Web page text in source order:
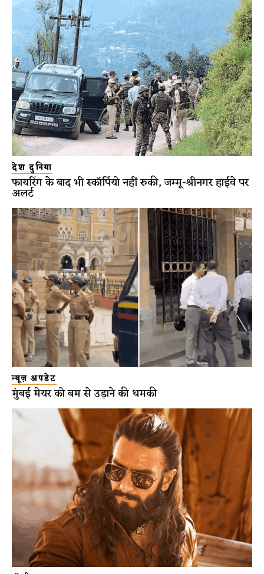
देश दुनिया
फायरिंग के बाद भी स्कॉर्पियो नहीं रुकी, जम्मू-श्रीनगर हाईवे पर
अलर्ट
न्यूज़ अपडेट
मुंबई मेयर को बम से उड़ाने की धमकी